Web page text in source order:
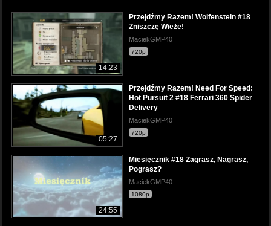
14:23
Przejdźmy Razem! Wolfenstein #18
Zniszczę Wieże!
MaciekGMP40
720p
05:27
Przejdźmy Razem! Need For Speed:
Hot Pursuit 2 #18 Ferrari 360 Spider
Delivery
MaciekGMP40
720p
24:55
Miesięcznik #18 Zagrasz, Nagrasz,
Pograsz?
MaciekGMP40
1080p